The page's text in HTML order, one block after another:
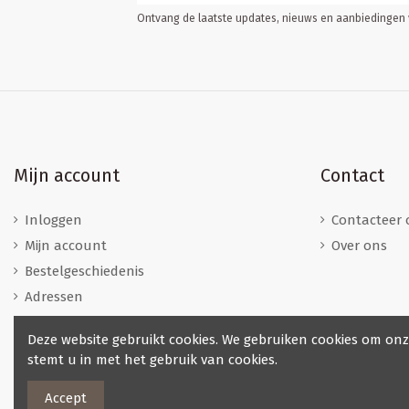
Ontvang de laatste updates, nieuws en
Mijn account
Inloggen
Mijn account
Bestelgeschiedenis
Adressen
Contact
Contacteer
Over ons
Deze website gebruikt cookies. We gebruiken cookies om
stemt u in met het gebruik van cookies.
Accept